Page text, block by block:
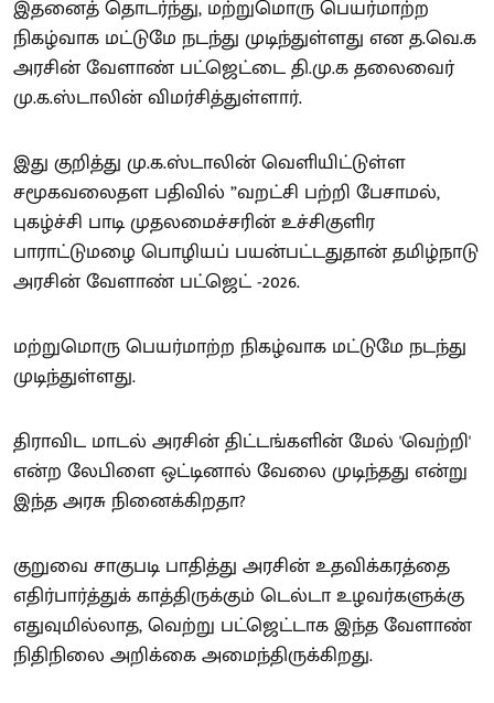
இதனைத் தொடர்ந்து, மற்றுமொரு பெயர்மாற்ற
நிகழ்வாக மட்டுமே நடந்து முடிந்துள்ளது என த.வெ.க
அரசின் வேளாண் பட்ஜெட்டை தி.மு.க தலைவைர்
மு.க.ஸ்டாலின் விமர்சித்துள்ளார்.
இது குறித்து மு.க.ஸ்டாலின் வெளியிட்டுள்ள
சமூகவலைதள பதிவில் ”வறட்சி பற்றி பேசாமல்,
புகழ்ச்சி பாடி முதலமைச்சரின் உச்சிகுளிர
பாராட்டுமழை பொழியப் பயன்பட்டதுதான் தமிழ்நாடு
அரசின் வேளாண் பட்ஜெட் -2026.
மற்றுமொரு பெயர்மாற்ற நிகழ்வாக மட்டுமே நடந்து
முடிந்துள்ளது.
திராவிட மாடல் அரசின் திட்டங்களின் மேல் 'வெற்றி'
என்ற லேபிளை ஒட்டினால் வேலை முடிந்தது என்று
இந்த அரசு நினைக்கிறதா?
குறுவை சாகுபடி பாதித்து அரசின் உதவிக்கரத்தை
எதிர்பார்த்துக் காத்திருக்கும் டெல்டா உழவர்களுக்கு
எதுவுமில்லாத, வெற்று பட்ஜெட்டாக இந்த வேளாண்
நிதிநிலை அறிக்கை அமைந்திருக்கிறது.